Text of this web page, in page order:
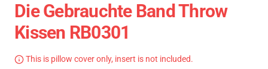
Die Gebrauchte Band Throw
Kissen RB0301
This is pillow cover only, insert is not included.